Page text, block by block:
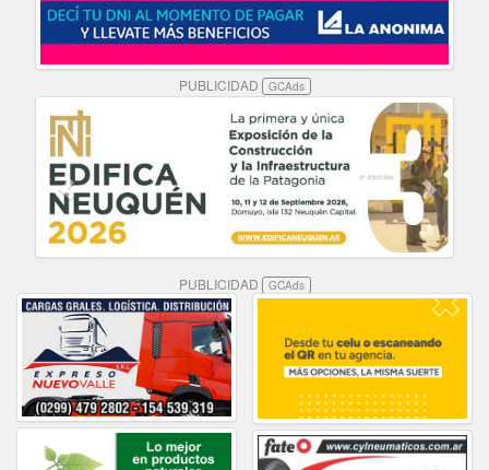
PUBLICIDAD GCAds
PUBLICIDAD GCAds